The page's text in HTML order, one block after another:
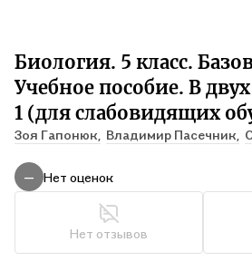
Биология. 5 класс.
Учебное пособие. В
1 (для слабовидящих
Зоя Гапонюк, Владимир Пасечник,
— Нет оценок
Нет отзывов